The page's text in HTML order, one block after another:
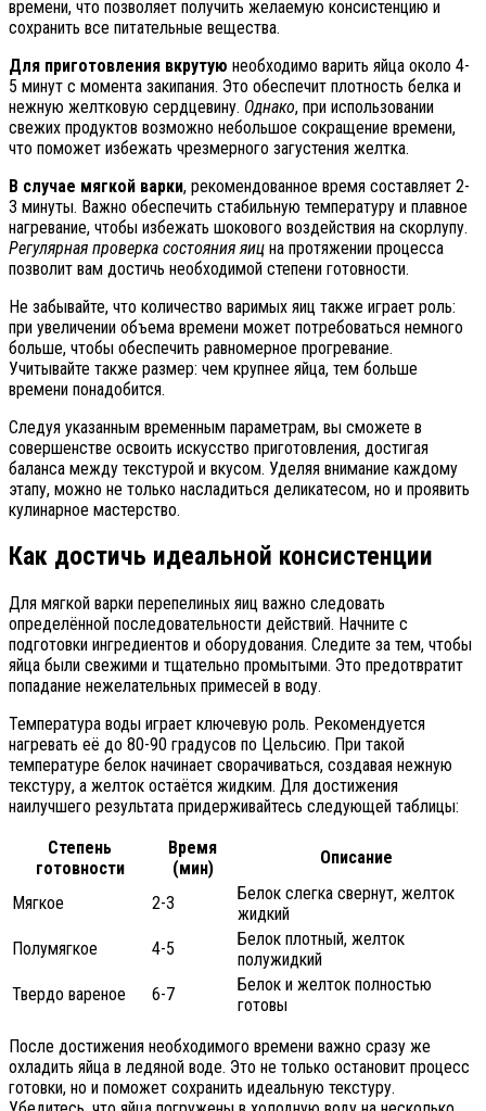
времени, что позволяет получить желаемую консистенцию и
сохранить все питательные вещества.
Для приготовления вкрутую необходимо варить яйца около 4-
5 минут с момента закипания. Это обеспечит плотность белка и
нежную желтковую сердцевину. Однако, при использовании
свежих продуктов возможно небольшое сокращение времени,
что поможет избежать чрезмерного загустения желтка.
В случае мягкой варки, рекомендованное время составляет 2-
3 минуты. Важно обеспечить стабильную температуру и плавное
нагревание, чтобы избежать шокового воздействия на скорлупу.
Регулярная проверка состояния яиц на протяжении процесса
позволит вам достичь необходимой степени готовности.
Не забывайте, что количество варимых яиц также играет роль:
при увеличении объема времени может потребоваться немного
больше, чтобы обеспечить равномерное прогревание.
Учитывайте также размер: чем крупнее яйца, тем больше
времени понадобится.
Следуя указанным временным параметрам, вы сможете в
совершенстве освоить искусство приготовления, достигая
баланса между текстурой и вкусом. Уделяя внимание каждому
этапу, можно не только насладиться деликатесом, но и проявить
кулинарное мастерство.
Как достичь идеальной консистенции
Для мягкой варки перепелиных яиц важно следовать
определённой последовательности действий. Начните с
подготовки ингредиентов и оборудования. Следите за тем, чтобы
яйца были свежими и тщательно промытыми. Это предотвратит
попадание нежелательных примесей в воду.
Температура воды играет ключевую роль. Рекомендуется
нагревать её до 80-90 градусов по Цельсию. При такой
температуре белок начинает сворачиваться, создавая нежную
текстуру, а желток остаётся жидким. Для достижения
наилучшего результата придерживайтесь следующей таблицы:
Степень
готовности
Время
(мин)
Описание
Мягкое 2-3
Белок слегка свернут, желток
жидкий
Полумягкое
4-5
Белок плотный, желток
полужидкий
Твердо вареное
6-7
Белок и желток полностью
готовы
После достижения необходимого времени важно сразу же
охладить яйца в ледяной воде. Это не только остановит процесс
готовки, но и поможет сохранить идеальную текстуру.